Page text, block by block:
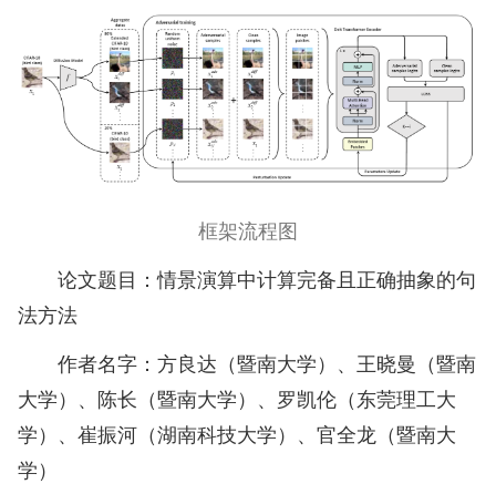
框架流程图
论文题目：情景演算中计算完备且正确抽象的句
法方法
作者名字：方良达（暨南大学）、王晓曼（暨南
大学）、陈长（暨南大学）、罗凯伦（东莞理工大
学）、崔振河（湖南科技大学）、官全龙（暨南大
学）